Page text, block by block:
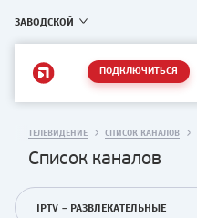
ЗАВОДСКОЙ
ПОДКЛЮЧИТЬСЯ
ТЕЛЕВИДЕНИЕ СПИСОК КАНАЛОВ
Список каналов
IPTV - РАЗВЛЕКАТЕЛЬНЫЕ